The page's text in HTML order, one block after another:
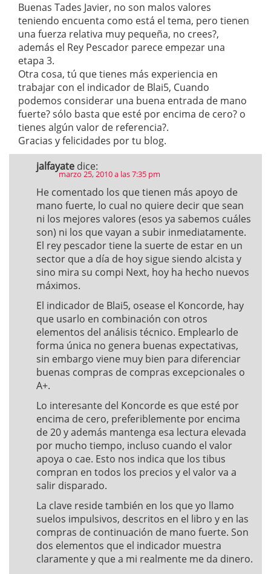
Buenas Tades Javier, no son malos valores
teniendo encuenta como está el tema, pero tienen
una fuerza relativa muy pequeña, no crees?,
además el Rey Pescador parece empezar una
etapa 3.
Otra cosa, tú que tienes más experiencia en
trabajar con el indicador de Blai5, Cuando
podemos considerar una buena entrada de mano
fuerte? sólo basta que esté por encima de cero? o
tienes algún valor de referencia?.
Gracias y felicidades por tu blog.
jalfayate dice:
marzo 25, 2010 a las 7:35 pm
He comentado los que tienen más apoyo de
mano fuerte, lo cual no quiere decir que sean
ni los mejores valores (esos ya sabemos cuáles
son) ni los que vayan a subir inmediatamente.
El rey pescador tiene la suerte de estar en un
sector que a día de hoy sigue siendo alcista y
sino mira su compi Next, hoy ha hecho nuevos
máximos.
El indicador de Blai5, osease el Koncorde, hay
que usarlo en combinación con otros
elementos del análisis técnico. Emplearlo de
forma única no genera buenas expectativas,
sin embargo viene muy bien para diferenciar
buenas compras de compras excepcionales o
A+.
Lo interesante del Koncorde es que esté por
encima de cero, preferiblemente por encima
de 20 y además mantenga esa lectura elevada
por mucho tiempo, incluso cuando el valor
apoya o cae. Esto nos indica que los tibus
compran en todos los precios y el valor va a
salir disparado.
La clave reside también en los que yo llamo
suelos impulsivos, descritos en el libro y en las
compras de continuación de mano fuerte. Son
dos elementos que el indicador muestra
claramente y que a mi realmente me da dinero.